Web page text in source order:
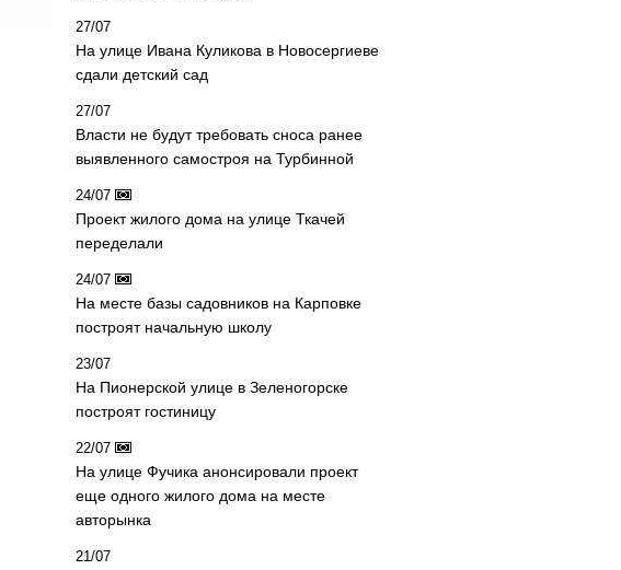
27/07
На улице Ивана Куликова в Новосергиеве
сдали детский сад
27/07
Власти не будут требовать сноса ранее
выявленного самостроя на Турбинной
24/07
Проект жилого дома на улице Ткачей
переделали
24/07
На месте базы садовников на Карповке
построят начальную школу
23/07
На Пионерской улице в Зеленогорске
построят гостиницу
22/07
На улице Фучика анонсировали проект
еще одного жилого дома на месте
авторынка
21/07